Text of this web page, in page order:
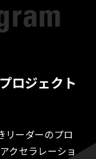
ロジェクト
リーダーのプロ
クセラレーショ